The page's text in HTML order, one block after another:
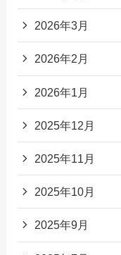
2026年3月
2026年2月
2026年1月
2025年12月
2025年11月
2025年10月
2025年9月